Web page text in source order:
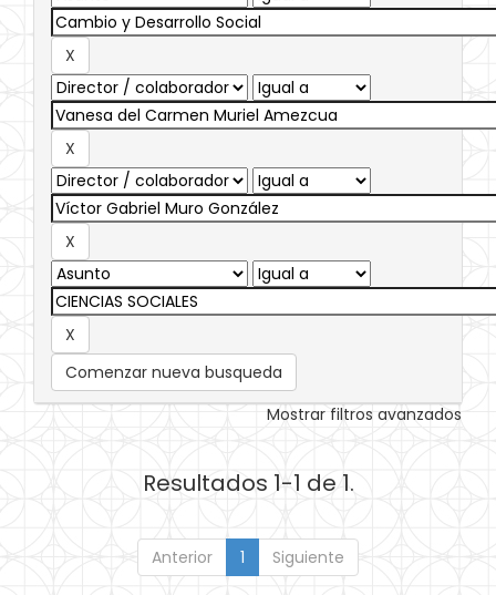
Comenzar nueva busqueda
Mostrar filtros avanzados
Resultados 1-1 de 1.
Anterior 1 Siguiente